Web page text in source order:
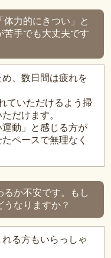
体力的にきつい」と
苦手でも大丈夫です
、数日間は疲れを
ていただけるよう掃
だけます。
動」と感じる方が
ペースで無理なく
るか不安です。もし
なりますか？
る方もいらっしゃ